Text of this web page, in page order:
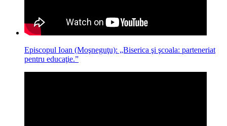
Episcopul Ioan (Moşneguţu): „Biserica şi şcoala: parteneriat
pentru educaţie.”